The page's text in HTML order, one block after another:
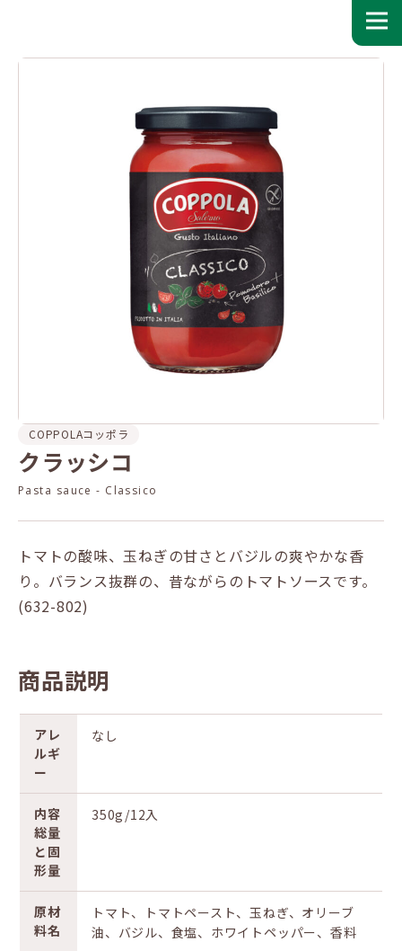
COPPOLAコッポラ
クラッシコ
Pasta sauce - Classico
トマトの酸味、玉ねぎの甘さとバジルの爽やかな香
り。バランス抜群の、昔ながらのトマトソースです。
(632-802)
商品説明
アレ
ルギ
ー
なし
内容
総量
と固
形量
350g/12入
原材
料名
トマト、トマトペースト、玉ねぎ、オリーブ
油、バジル、食塩、ホワイトペッパー、香料